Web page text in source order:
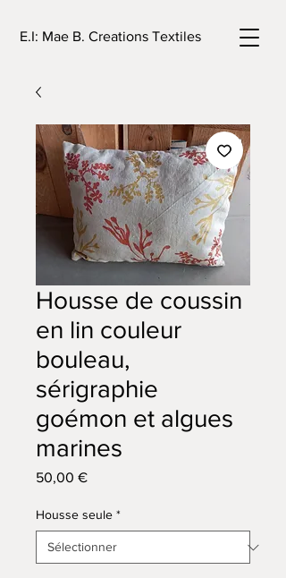
E.I: Mae B. Creations Textiles
Housse de coussin
en lin couleur
bouleau,
sérigraphie
goémon et algues
marines
50,00 €Prix
Housse seule *